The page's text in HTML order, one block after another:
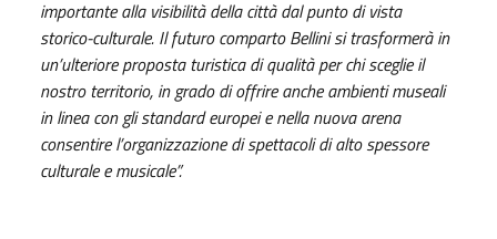
importante alla visibilità della città dal punto di vista
storico-culturale. Il futuro comparto Bellini si trasformerà in
un’ulteriore proposta turistica di qualità per chi sceglie il
nostro territorio, in grado di offrire anche ambienti museali
in linea con gli standard europei e nella nuova arena
consentire l’organizzazione di spettacoli di alto spessore
culturale e musicale”.